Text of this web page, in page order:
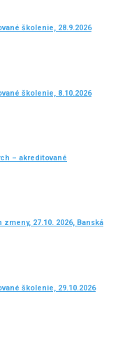
školenie, 28.9.2026
školenie, 8.10.2026
– akreditované
27.10. 2026, Banská
školenie, 29.10.2026